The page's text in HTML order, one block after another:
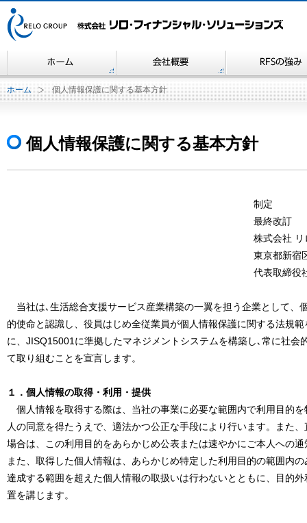
ホーム 個人情報保護に関する基本方針
個人情報保護に関する基本方針
制定
最終改訂
株式会社 リ
東京都新宿
代表取締
当社は､生活総合支援サービス産業構築の一翼を担う企業として、
的使命と認識し、役員はじめ全従業員が個人情報保護に関する法規
に、JISQ15001に準拠したマネジメントシステムを構築し､常に社
て取り組むことを宣言します。
１．個人情報の取得・利用・提供
個人情報を取得する際は、当社の事業に必要な範囲内で利用目的
人の同意を得たうえで、適法かつ公正な手段により行います。また
場合は、この利用目的をあらかじめ公表または速やかにご本人への
また、取得した個人情報は、あらかじめ特定した利用目的の範囲内
達成する範囲を超えた個人情報の取扱いは行わないとともに、目的
置を講じます。